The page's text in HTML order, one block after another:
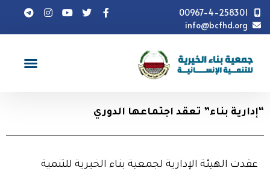
00967-4-258301
info@bcfhd.org
أخبار أخبار الهيئة الادارية
"إدارية بناء" تعقد اجتماعها
“إدارية بناء” تعقد اجتماعها الدوري
عقدت الهيئة الإدارية لجمعية بناء الخيرية للتنمية